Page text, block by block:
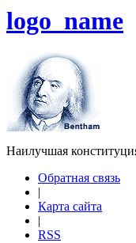
logo_name
Наилучшая
Обратная связь
|
Карта сайта
|
RSS